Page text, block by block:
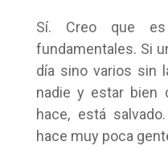
Sí. Creo que
fundamentales. Si
día sino varios sin
nadie y estar bien
hace, está
hace muy poca